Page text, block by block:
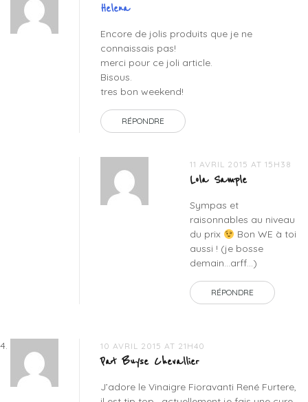
Helena
Encore de jolis produits que je ne
connaissais pas!
merci pour ce joli article.
Bisous.
tres bon weekend!
RÉPONDRE
11 AVRIL 2015 AT 15H38
Lola Sample
Sympas et
raisonnables au niveau
du prix
Bon WE à toi
aussi ! (je bosse
demain…arff…)
RÉPONDRE
10 AVRIL 2015 AT 21H40
Pat Buyse Chevallier
J’adore le Vinaigre Fioravanti René Furtere,